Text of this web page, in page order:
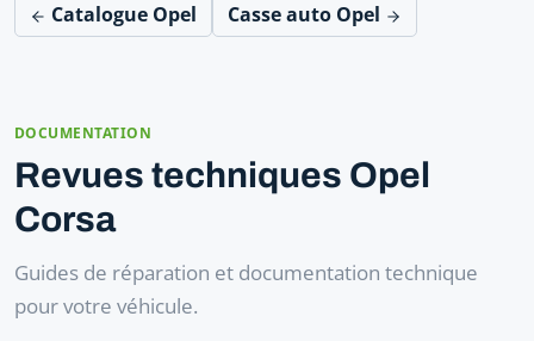
Catalogue Opel Casse auto Opel
DOCUMENTATION
Revues techniques Opel
Corsa
Guides de réparation et documentation technique
pour votre véhicule.